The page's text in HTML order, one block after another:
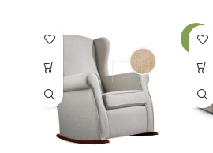
-29%